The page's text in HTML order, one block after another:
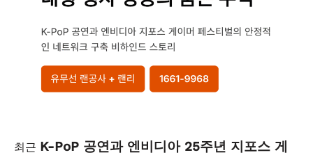
최근 K-PoP 공연과 엔비디아 25주년 지포스 게